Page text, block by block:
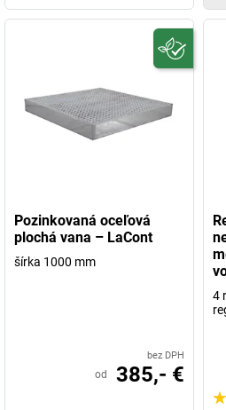
Pozinkovaná oceľová
plochá vana – LaCont
šírka 1000 mm
bez DPH
od 385,- €
4